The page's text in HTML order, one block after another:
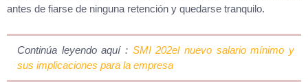
antes de fiarse de ninguna retención y quedarse tranquilo.
Continúa leyendo aquí : SMI 202el nuevo salario mínimo y
sus implicaciones para la empresa